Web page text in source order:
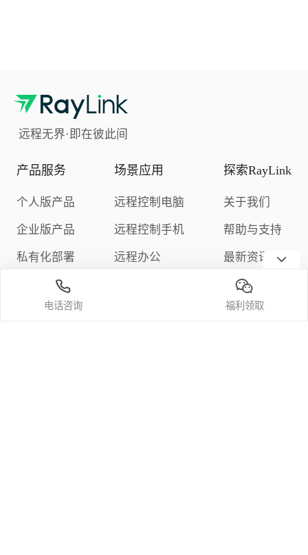
远程无界·即在彼此间
产品服务
个人版产品
企业版产品
私有化部署
下载中心
定价与购买
场景应用
远程控制电脑
远程控制手机
远程办公
探索RayLink
关于我们
帮助与支持
最新资讯
隐私政策
电话咨询 福利领取